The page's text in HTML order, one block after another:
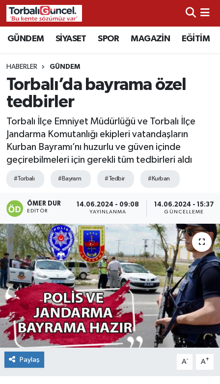
GÜNDEM SİYASET SPOR MAGAZİN EĞİTİM
HABERLER GÜNDEM
Torbalı’da bayrama özel
tedbirler
Torbalı İlçe Emniyet Müdürlüğü ve Torbalı İlçe
Jandarma Komutanlığı ekipleri vatandaşların
Kurban Bayramı’nı huzurlu ve güven içinde
geçirebilmeleri için gerekli tüm tedbirleri aldı
#Torbalı #Bayram #Tedbir #Kurban
ÖMER DUR
EDITÖR
14.06.2024 - 09:08
YAYINLANMA
14.06.2024 - 15:37
GÜNCELLEME
Paylaş A- A+
İzmir Nöbetçi Eczaneler
İzmir Hava Durumu
İzmir Namaz Vakitleri
Süper Lig Puan Durumu ve Fikstür
Tüm Manşetler
Haber Arşivi